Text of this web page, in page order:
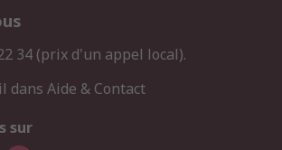
34 (prix d'un appel local).
dans Aide & Contact
sur